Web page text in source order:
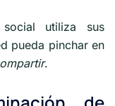
utiliza sus
pueda pinchar en
.